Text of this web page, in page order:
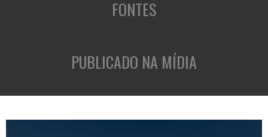
FONTES
PUBLICADO NA MÍDIA